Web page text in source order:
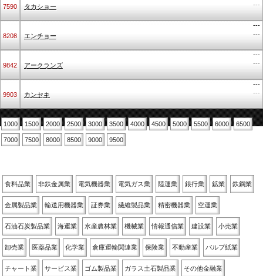
7590 タカショー
---
8208 エンチョー
---
---
9842 アークランズ
---
---
9903 カンセキ
---
---
1000 1500 2000 2500 3000 3500 4000 4500 5000 5500 6000 6500
7000 7500 8000 8500 9000 9500
食料品業 非鉄金属業 電気機器業 電気ガス業 陸運業 銀行業 鉱業 鉄鋼業
金属製品業 輸送用機器業 証券業 繊維製品業 精密機器業 空運業
石油石炭製品業 海運業 水産農林業 機械業 情報通信業 建設業 小売業
卸売業 医薬品業 化学業 倉庫運輸関連業 保険業 不動産業 パルプ紙業
チャート業 サービス業 ゴム製品業 ガラス土石製品業 その他金融業